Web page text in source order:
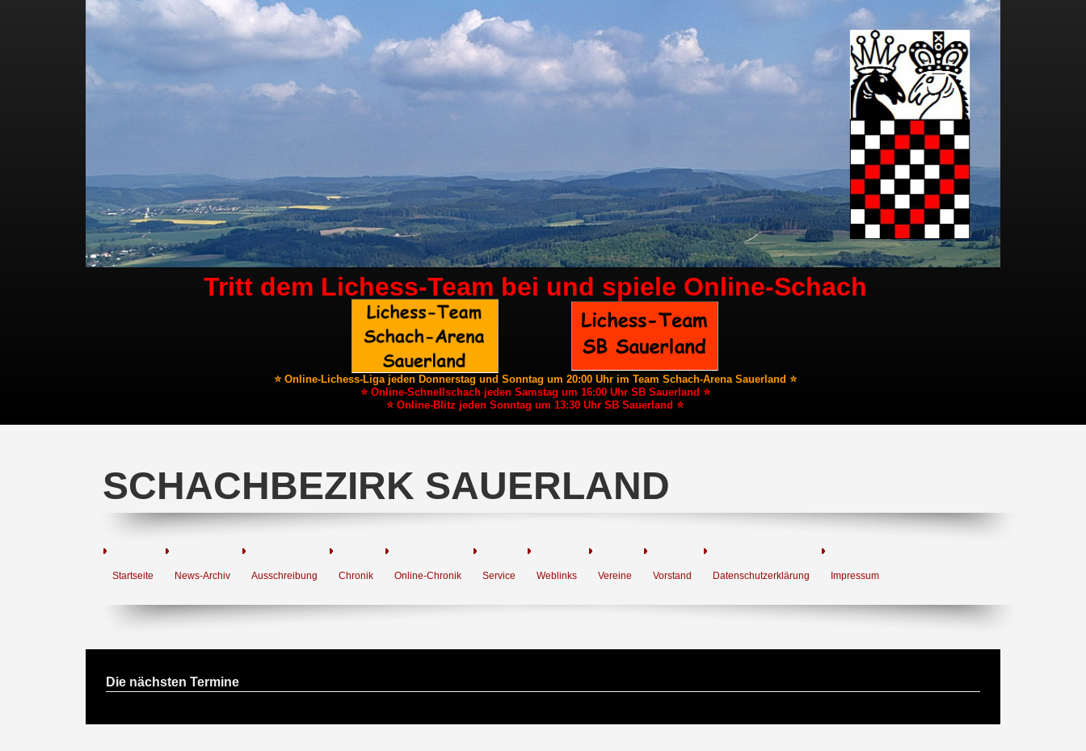
Tritt dem Lichess-Team bei und spiele Online-Schach
⭐ Online-Lichess-Liga jeden Donnerstag und Sonntag um 20:00 Uhr im Team Schach-Arena Sauerland ⭐
⭐ Online-Schnellschach jeden Samstag um 16:00 Uhr SB Sauerland ⭐
⭐ Online-Blitz jeden Sonntag um 13:30 Uhr SB Sauerland ⭐
SCHACHBEZIRK SAUERLAND
Startseite News-Archiv Ausschreibung Chronik Online-Chronik Service Weblinks Vereine Vorstand Datenschutzerklärung Impressum
Die nächsten Termine